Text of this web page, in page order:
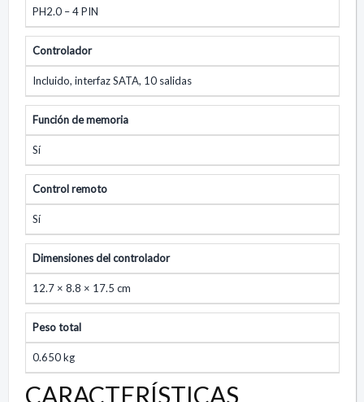
PH2.0 – 4 PIN
Controlador
Incluido, interfaz SATA, 10 salidas
Función de memoria
Sí
Control remoto
Sí
Dimensiones del controlador
12.7 × 8.8 × 17.5 cm
Peso total
0.650 kg
CARACTERÍSTICAS